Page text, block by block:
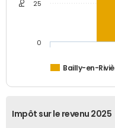
Bailly-en-
0
25
Impôt sur le revenu 2025